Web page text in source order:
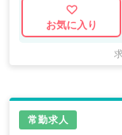
得・更新できます
■職員のQOLが
として最適な環
お気に入り
常勤求人